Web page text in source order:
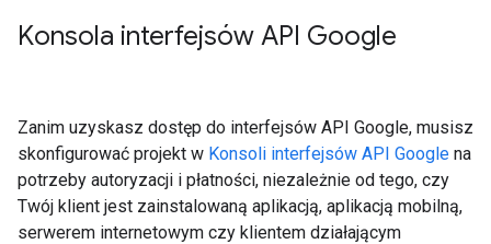
Konsola interfejsów API Google
Zanim uzyskasz dostęp do interfejsów API Google, musisz
skonfigurować projekt w Konsoli interfejsów API Google na
potrzeby autoryzacji i płatności, niezależnie od tego, czy
Twój klient jest zainstalowaną aplikacją, aplikacją mobilną,
serwerem internetowym czy klientem działającym